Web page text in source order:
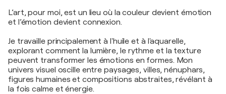
L’art, pour moi, est un lieu où la couleur devient émotion
et l’émotion devient connexion.
Je travaille principalement à l'huile et à l'aquarelle,
explorant comment la lumière, le rythme et la texture
peuvent transformer les émotions en formes. Mon
univers visuel oscille entre paysages, villes, nénuphars,
figures humaines et compositions abstraites, révélant à
la fois calme et énergie.